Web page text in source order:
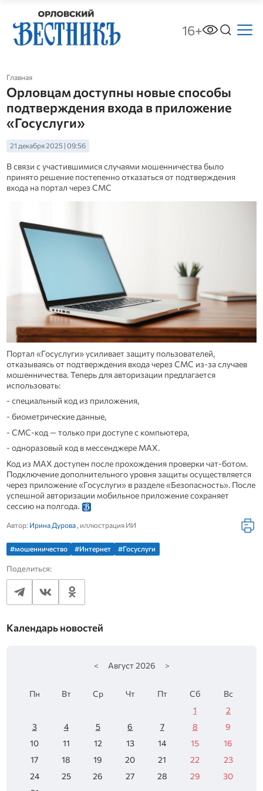
16+
Главная
Орловцам доступны новые способы
подтверждения входа в приложение
«Госуслуги»
21 декабря 2025 | 09:56
В связи с участившимися случаями мошенничества было
принято решение постепенно отказаться от подтверждения
входа на портал через СМС
Портал «Госуслуги» усиливает защиту пользователей,
отказываясь от подтверждения входа через СМС из-за случаев
мошенничества. Теперь для авторизации предлагается
использовать:
- специальный код из приложения,
- биометрические данные,
- СМС-код — только при доступе с компьютера,
- одноразовый код в мессенджере МАХ.
Код из МАХ доступен после прохождения проверки чат-ботом.
Подключение дополнительного уровня защиты осуществляется
через приложение «Госуслуги» в разделе «Безопасность». После
успешной авторизации мобильное приложение сохраняет
сессию на полгода.
Автор: Ирина Дурова, иллюстрация ИИ
#мошенничество #Интернет #Госуслуги
Поделиться:
Календарь новостей
< Август 2026 >
Пн Вт Ср Чт Пт Сб
Вс
1
2
3
4 5 6 7 8
9
10
11 12 13 14 15
16
17
18 19 20 21 22
23
24
25 26 27 28 29
30